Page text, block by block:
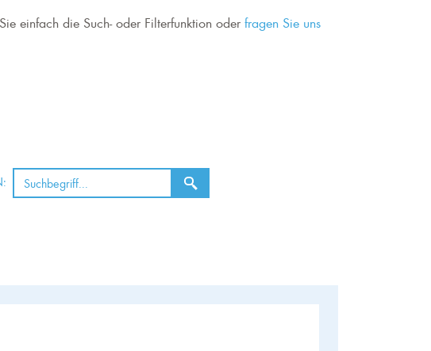
einfach die Such- oder Filterfunktion oder fragen Sie uns